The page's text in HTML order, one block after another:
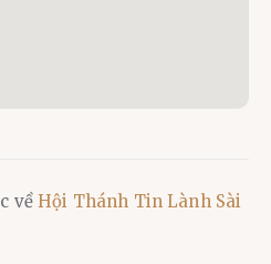
vềHội Thánh Tin Lành Sài